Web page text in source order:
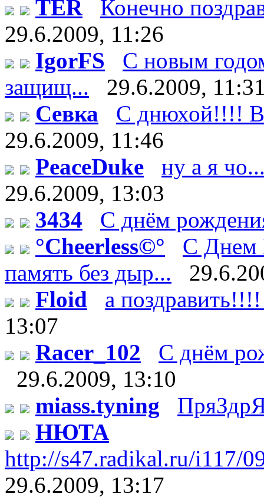
TER
Конечно
29.6.2009, 11:26
IgorFS
С новым
защищ...
29.6.2009,
Севка
С днюхой!!!!
29.6.2009, 11:46
PeaceDuke
ну а я
29.6.2009, 13:03
3434
С днём
°Cheerless©°
C Днем
память без дыр...
Floid
а
13:07
Racer_102
С днём
29.6.2009, 13:10
miass.tyning
НЮТА
http://s47.radikal.ru/i117/
29.6.2009, 13:17